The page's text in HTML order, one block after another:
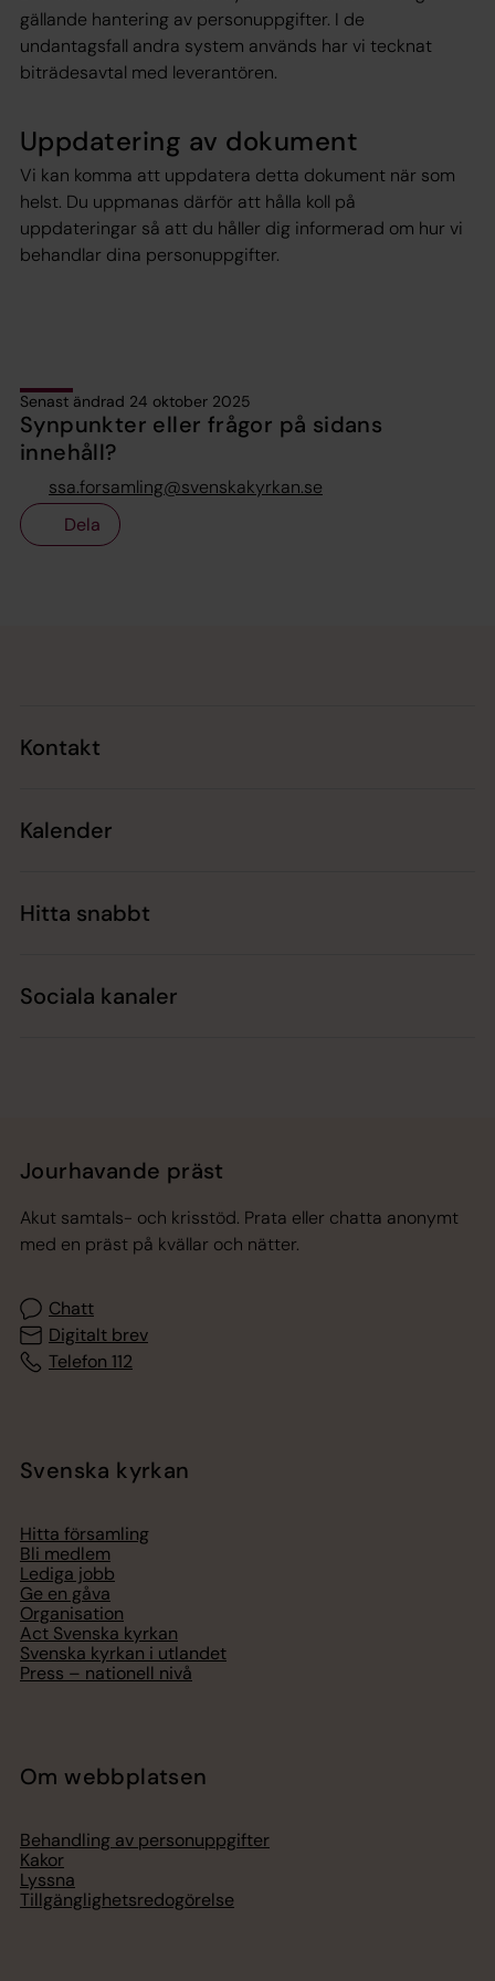
gällande hantering av personuppgifter. I de
undantagsfall andra system används har vi tecknat
biträdesavtal med leverantören.
Uppdatering av dokument
Vi kan komma att uppdatera detta dokument när som
helst. Du uppmanas därför att hålla koll på
uppdateringar så att du håller dig informerad om hur vi
behandlar dina personuppgifter.
Senast ändrad 24 oktober 2025
Synpunkter eller frågor på sidans
innehåll?
ssa.forsamling@svenskakyrkan.se
Dela
Kontakt
Kalender
Hitta snabbt
Sociala kanaler
Jourhavande präst
Akut samtals- och krisstöd. Prata eller chatta anonymt
med en präst på kvällar och nätter.
Chatt
Digitalt brev
Telefon 112
Svenska kyrkan
Hitta församling
Bli medlem
Lediga jobb
Ge en gåva
Organisation
Act Svenska kyrkan
Svenska kyrkan i utlandet
Press – nationell nivå
Om webbplatsen
Behandling av personuppgifter
Kakor
Lyssna
Tillgänglighetsredogörelse